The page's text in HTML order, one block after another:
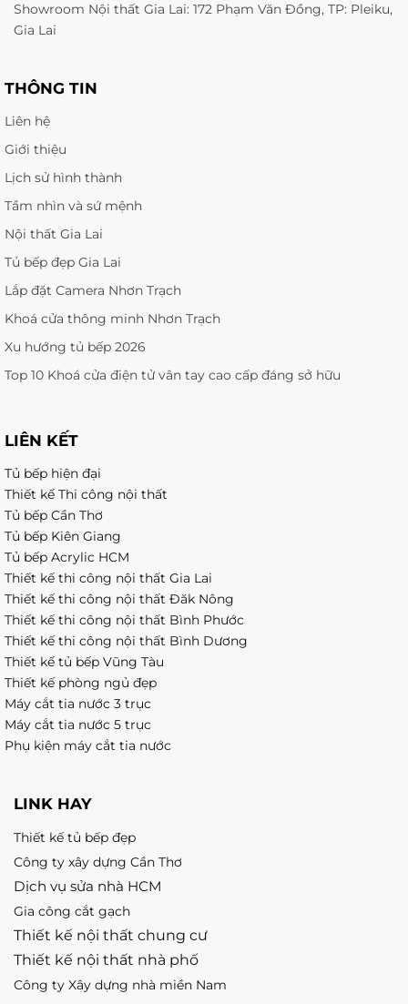
Showroom Nội thất Gia Lai: 172 Phạm Văn Đồng, TP: Pleiku,
Gia Lai
THÔNG TIN
Liên hệ
Giới thiệu
Lịch sử hình thành
Tầm nhìn và sứ mệnh
Nội thất Gia Lai
Tủ bếp đẹp Gia Lai
Lắp đặt Camera Nhơn Trạch
Khoá cửa thông minh Nhơn Trạch
Xu hướng tủ bếp 2026
Top 10 Khoá cửa điện tử vân tay cao cấp đáng sở hữu
LIÊN KẾT
Tủ bếp hiện đại
Thiết kế Thi công nội thất
Tủ bếp Cần Thơ
Tủ bếp Kiên Giang
Tủ bếp Acrylic HCM
Thiết kế thi công nội thất Gia Lai
Thiết kế thi công nội thất Đăk Nông
Thiết kế thi công nội thất Bình Phước
Thiết kế thi công nội thất Bình Dương
Thiết kế tủ bếp Vũng Tàu
Thiết kế phòng ngủ đẹp
Máy cắt tia nước 3 trục
Máy cắt tia nước 5 trục
Phụ kiện máy cắt tia nước
LINK HAY
Thiết kế tủ bếp đẹp
Công ty xây dựng Cần Thơ
Dịch vụ sửa nhà HCM
Gia công cắt gạch
Thiết kế nội thất chung cư
Thiết kế nội thất nhà phố
Công ty Xây dựng nhà miền Nam